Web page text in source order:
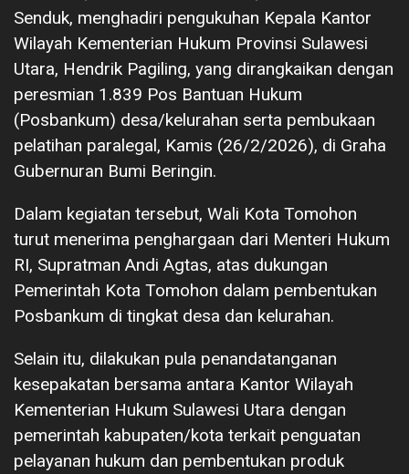
Senduk, menghadiri pengukuhan Kepala Kantor
Wilayah Kementerian Hukum Provinsi Sulawesi
Utara, Hendrik Pagiling, yang dirangkaikan dengan
peresmian 1.839 Pos Bantuan Hukum
(Posbankum) desa/kelurahan serta pembukaan
pelatihan paralegal, Kamis (26/2/2026), di Graha
Gubernuran Bumi Beringin.
Dalam kegiatan tersebut, Wali Kota Tomohon
turut menerima penghargaan dari Menteri Hukum
RI, Supratman Andi Agtas, atas dukungan
Pemerintah Kota Tomohon dalam pembentukan
Posbankum di tingkat desa dan kelurahan.
Selain itu, dilakukan pula penandatanganan
kesepakatan bersama antara Kantor Wilayah
Kementerian Hukum Sulawesi Utara dengan
pemerintah kabupaten/kota terkait penguatan
pelayanan hukum dan pembentukan produk